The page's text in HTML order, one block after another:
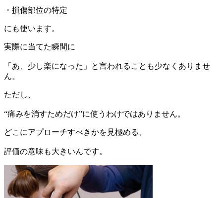
・損傷部位の特定
にも使います。
実際に当てた瞬間に
「あ、少し楽になった」と言われることも少なくありませ
ん。
ただし、
“痛みを消すためだけ”に使うわけではありません。
どこにアプローチすべきかを見極める、
評価の意味も大きいんです。